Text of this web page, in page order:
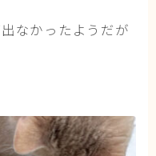
なかったようだが